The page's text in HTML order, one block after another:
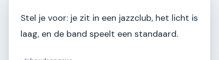
Stel je voor: je zit in een jazzclub, het licht is
laag, en de band speelt een standaard.